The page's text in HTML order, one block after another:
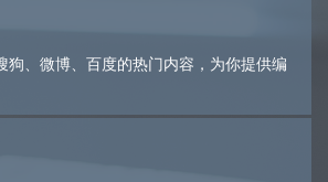
狗、微博、百度的热门内容，为你提供编